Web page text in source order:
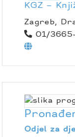
KGZ –
Zagreb,
01/
Odjel za